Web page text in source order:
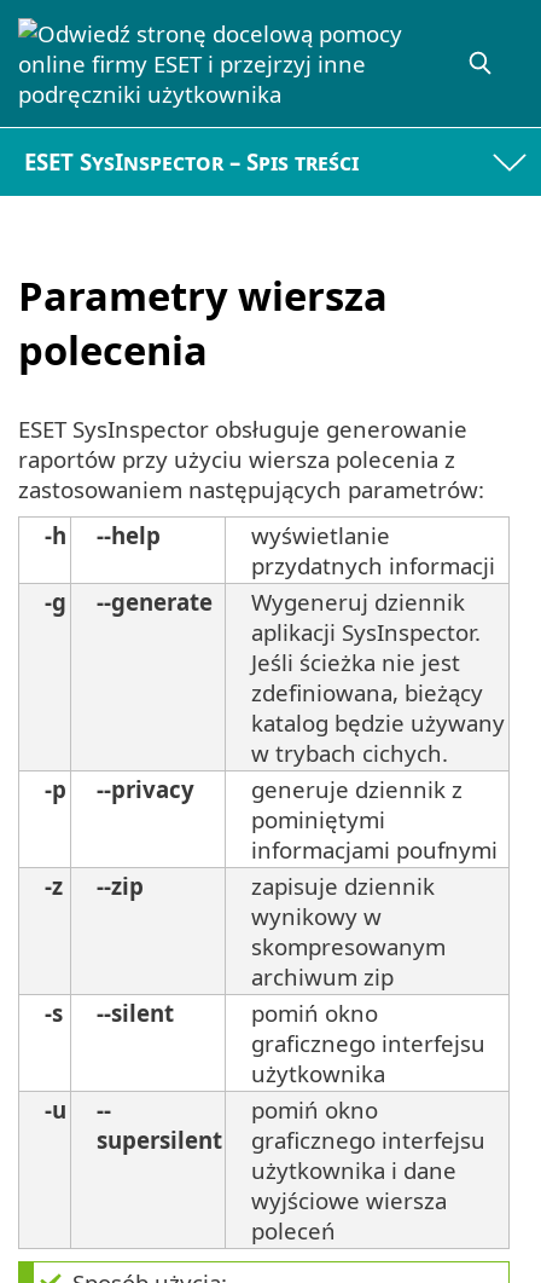
ESET SysInspector – Spis treści
Parametry wiersza
polecenia
ESET SysInspector obsługuje generowanie
raportów przy użyciu wiersza polecenia z
zastosowaniem następujących parametrów:
-h
--help
wyświetlanie
przydatnych informacji
-g
--generate
Wygeneruj dziennik
aplikacji SysInspector.
Jeśli ścieżka nie jest
zdefiniowana, bieżący
katalog będzie używany
w trybach cichych.
-p
--privacy
generuje dziennik z
pominiętymi
informacjami poufnymi
-z
--zip
zapisuje dziennik
wynikowy w
skompresowanym
archiwum zip
-s
--silent
pomiń okno
graficznego interfejsu
użytkownika
-u
--
supersilent
pomiń okno
graficznego interfejsu
użytkownika i dane
wyjściowe wiersza
poleceń